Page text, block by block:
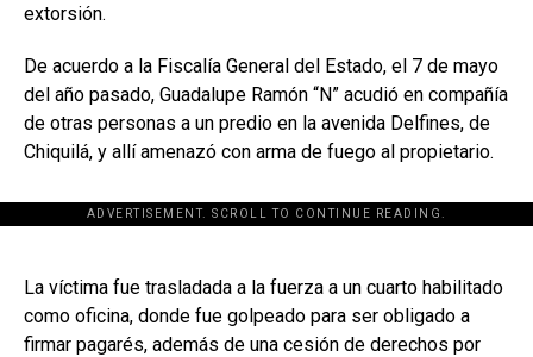
extorsión.
De acuerdo a la Fiscalía General del Estado, el 7 de mayo
del año pasado, Guadalupe Ramón “N” acudió en compañía
de otras personas a un predio en la avenida Delfines, de
Chiquilá, y allí amenazó con arma de fuego al propietario.
ADVERTISEMENT. SCROLL TO CONTINUE READING.
[adsforwp id="243463"]
La víctima fue trasladada a la fuerza a un cuarto habilitado
como oficina, donde fue golpeado para ser obligado a
firmar pagarés, además de una cesión de derechos por